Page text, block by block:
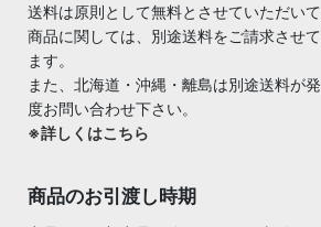
送料は原則として無料とさせていただい
商品に関しては、別途送料をご請求させ
ます。
また、北海道・沖縄・離島は別途送料が
度お問い合わせ下さい。
※詳しくはこちら
商品のお引渡し時期